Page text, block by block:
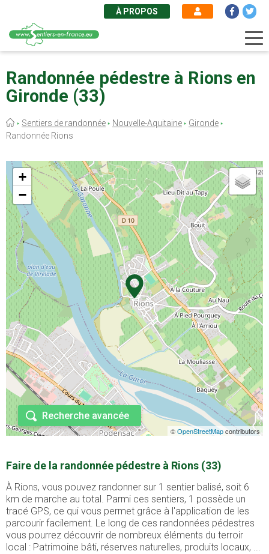
au
contenu
principal
À PROPOS
Randonnée pédestre à Rions en
Gironde (33)
Fil
d'Ariane
Sentiers de randonnée Nouvelle-Aquitaine
Gironde
Randonnée Rions
+
−
©OpenStreetMapcontributors
Recherche avancée
Faire de la randonnée pédestre à Rions (33)
À Rions, vous pouvez randonner sur 1 sentier balisé, soit 6
km de marche au total. Parmi ces sentiers, 1 possède un
tracé GPS, ce qui vous permet grâce à l'application de les
parcourir facilement. Le long de ces randonnées pédestres
vous pourrez découvrir de nombreux éléments du terroir
local : Patrimoine bâti, réserves naturelles, produits locaux, ...